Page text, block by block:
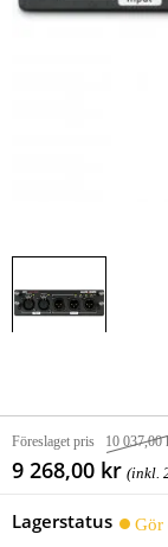
Föreslaget pris 10 037,00
9 268,00 kr (inkl.
Lagerstatus Gör